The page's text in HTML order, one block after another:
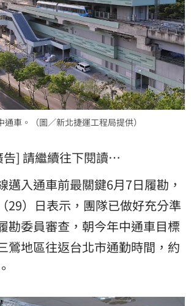
車。（圖／新北捷運工程局提供）
告] 請繼續往下閱讀…
邁入通車前最關鍵6月7日履勘，
29）日表示，團隊已做好充分準
勘委員審查，朝今年中通車目標
鶯地區往返台北市通勤時間，約